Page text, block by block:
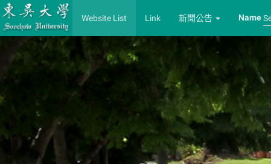
Website List Link 新聞公告 Name